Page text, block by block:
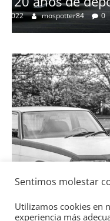
BMW Serie
28 de junio de 2022
Seguridad Vídeo
El Mazda
nota en las
IIHS
11 de noviembre de
Sentimos molestar
Utilizamos cookies en
experiencia más